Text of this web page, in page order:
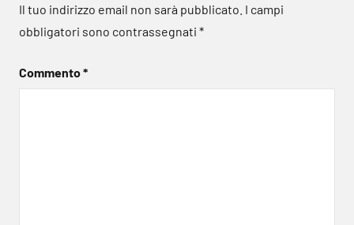
Il tuo indirizzo email non sarà pubblicato. I campi
obbligatori sono contrassegnati *
Commento*